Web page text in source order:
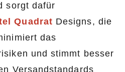
sorgt dafür
Quadrat Designs, die
das
und stimmt besser
Versandstandards